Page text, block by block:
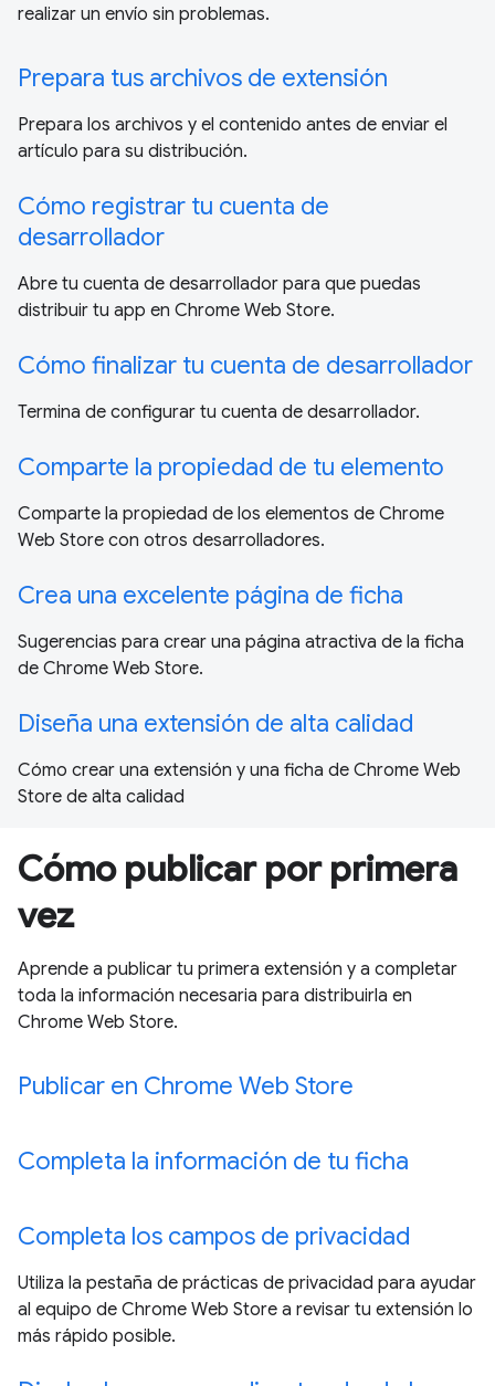
realizar un envío sin problemas.
Prepara tus archivos de extensión
Prepara los archivos y el contenido antes de enviar el
artículo para su distribución.
Cómo registrar tu cuenta de
desarrollador
Abre tu cuenta de desarrollador para que puedas
distribuir tu app en Chrome Web Store.
Cómo finalizar tu cuenta de desarrollador
Termina de configurar tu cuenta de desarrollador.
Comparte la propiedad de tu elemento
Comparte la propiedad de los elementos de Chrome
Web Store con otros desarrolladores.
Crea una excelente página de ficha
Sugerencias para crear una página atractiva de la ficha
de Chrome Web Store.
Diseña una extensión de alta calidad
Cómo crear una extensión y una ficha de Chrome Web
Store de alta calidad
Cómo publicar por primera
vez
Aprende a publicar tu primera extensión y a completar
toda la información necesaria para distribuirla en
Chrome Web Store.
Publicar en Chrome Web Store
Completa la información de tu ficha
Completa los campos de privacidad
Utiliza la pestaña de prácticas de privacidad para ayudar
al equipo de Chrome Web Store a revisar tu extensión lo
más rápido posible.